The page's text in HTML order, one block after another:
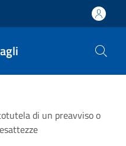
di un preavviso o